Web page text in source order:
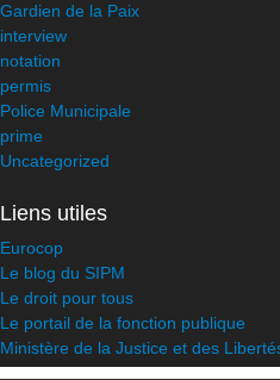
Gardien de la Paix
interview
notation
permis
Police Municipale
prime
Uncategorized
Liens utiles
Eurocop
Le blog du SIPM
Le droit pour tous
Le portail de la fonction publique
Ministère de la Justice et des